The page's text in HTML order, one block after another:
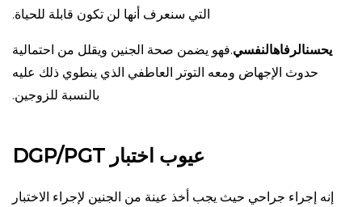
التي سنعرف أنها لن تكون قابلة للحياة.
يحسنالرفاهالنفسي.فهو يضمن صحة الجنين ويقلل من احتمالية
حدوث الإجهاض ومعه التوتر العاطفي الذي ينطوي ذلك عليه
بالنسبة للزوجين.
عيوب اختبار DGP/PGT
إنه إجراء جراحي حيث يجب أخذ عينة من الجنين لإجراء الاختبار